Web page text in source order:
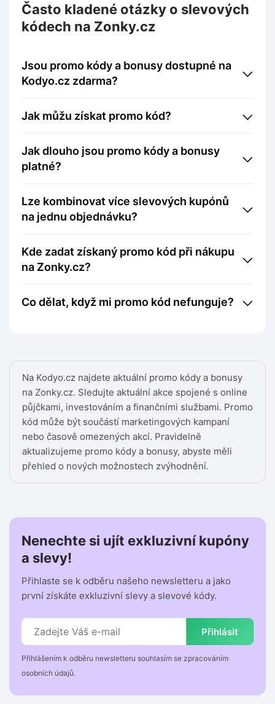
Na Kodyo.cz najdete aktuální promo kódy a bonusy
na Zonky.cz. Sledujte aktuální akce spojené s online
půjčkami, investováním a finančními službami. Promo
kód může být součástí marketingových kampaní
nebo časově omezených akcí. Pravidelně
aktualizujeme promo kódy a bonusy, abyste měli
přehled o nových možnostech zvýhodnění.
Často kladené otázky o slevových
kódech na Zonky.cz
Jsou promo kódy a bonusy dostupné na
Kodyo.cz zdarma?
Jak můžu získat promo kód?
Jak dlouho jsou promo kódy a bonusy
platné?
Lze kombinovat více slevových kupónů
na jednu objednávku?
Kde zadat získaný promo kód při nákupu
na Zonky.cz?
Co dělat, když mi promo kód nefunguje?
Nenechte si ujít exkluzivní kupóny
a slevy!
Přihlaste se k odběru našeho newsletteru a jako
první získáte exkluzivní slevy a slevové kódy.
Přihlásit
Přihlášením k odběru newsletteru souhlasím se zpracováním
osobních údajů.